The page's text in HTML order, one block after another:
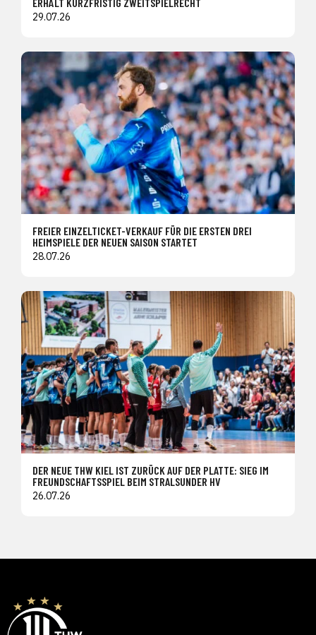
29.07.26
FREIER EINZELTICKET-VERKAUF FÜR DIE ERSTEN DREI
HEIMSPIELE DER NEUEN SAISON STARTET
28.07.26
DER NEUE THW KIEL IST ZURÜCK AUF DER PLATTE: SIEG IM
FREUNDSCHAFTSSPIEL BEIM STRALSUNDER HV
26.07.26